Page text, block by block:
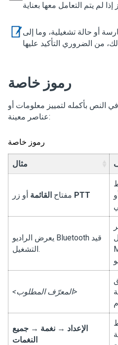
تشغيلية، وما إلى
رموز خاصة
بأكمله لتمييز معلومات أو
رموز خاصة
مفتاح القائمة
يعرض الراديوBluetooth قيد
التشغيل
→نغمة→جميع
النغمات